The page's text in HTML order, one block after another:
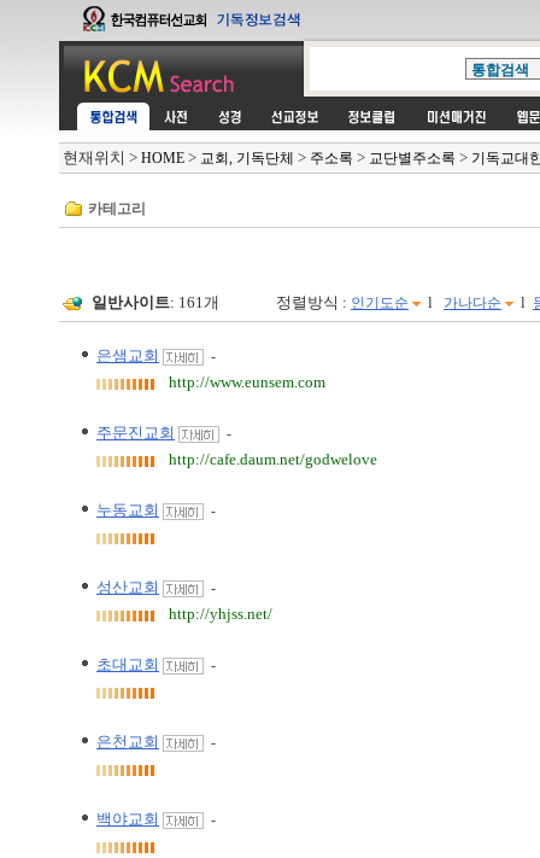
현재위치 > HOME > 교회, 기독단체 > 주소록 > 교단별주소록 > 기독교대
카테고리
일반사이트: 161개 정렬방식 : 인기도순 l 가나다순 l
은샘교회 -
http://www.eunsem.com
주문진교회 -
http://cafe.daum.net/godwelove
누동교회 -
성산교회 -
http://yhjss.net/
초대교회 -
은천교회 -
백야교회 -